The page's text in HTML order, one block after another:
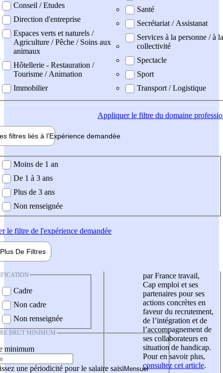
Conseil / Etudes
Direction d'entreprise
Espaces verts et naturels /
Agriculture / Pêche / Soins aux
animaux
Hôtellerie - Restauration /
Tourisme / Animation
Immobilier
Santé
Secrétariat / Assistanat
Services à la personne / à la
collectivité
Spectacle
Sport
Transport / Logistique
Appliquerle filtre du domaine
filtres liés à l'Expérience demandée
demandée
Moins de 1 an
De 1 à 3 ans
Plus de 3 ans
Non renseignée
le filtre de l'expérience demandée
Plus De Filtres
Cadre
Non cadre
Non renseignée
BRUT MINIMUM
minimum
une périodicité pour le salaire saisi
par France travail,
Cap emploi et ses
partenaires pour ses
actions concrètes en
faveur du recrutement,
de l’intégration et de
l’accompagnement de
ses collaborateurs en
situation de handicap.
Pour en savoir plus,
consultez cet article.